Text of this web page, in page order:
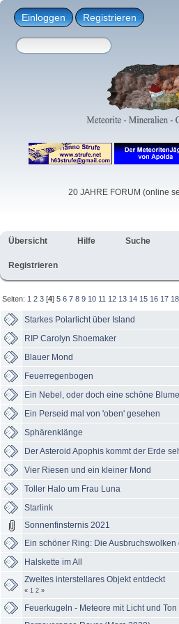
Einloggen Registrieren
20 JAHRE FORUM (online
Übersicht Hilfe Suche
Registrieren
Seiten: 1 2 3 [4]5 6 7 8 9 10 11 12 13 14 15 16 17 18
Starkes Polarlicht über Island
RIP Carolyn Shoemaker
Blauer Mond
Feuerregenbogen
Ein Nebel, oder doch eine schöne
Ein Perseid mal von 'oben' gesehen
Sphärenklänge
Der Asteroid Apophis kommt der Erde
Vier Riesen und ein kleiner Mond
Toller Halo um Frau Luna
Starlink
Sonnenfinsternis 2021
Ein schöner Ring: Die Ausbruchswolken
Halskette im All
Zweites interstellares Objekt entdeckt
« 1 2 »
Feuerkugeln - Meteore mit Licht und Ton